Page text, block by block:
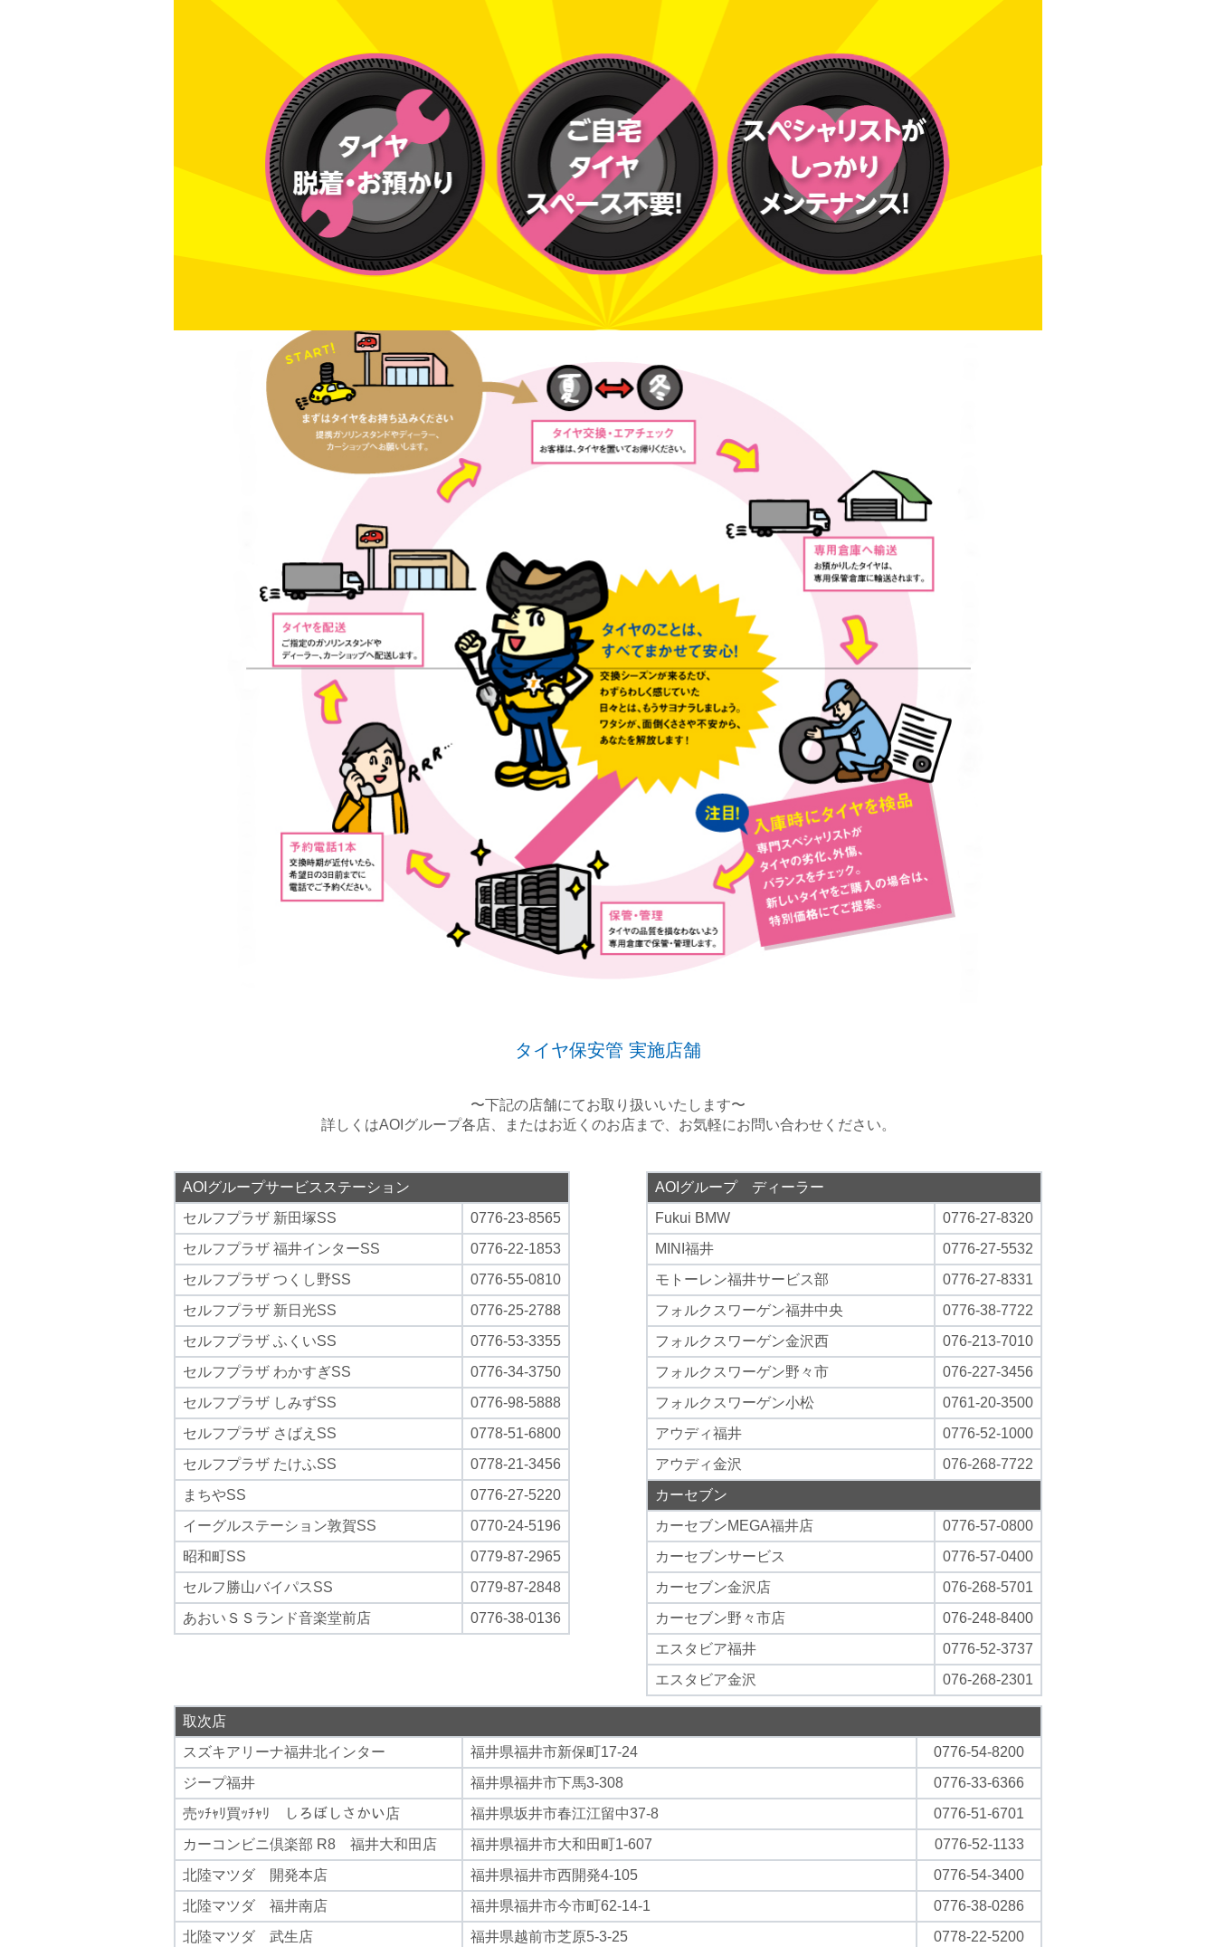
タイヤ保安管 実施店舗
〜下記の店舗にてお取り扱いいたします〜
詳しくはAOIグループ各店、またはお近くのお店まで、お気軽にお問い合わせください。
AOIグループサービスステーション
セルフプラザ 新田塚SS
0776-23-8565
セルフプラザ 福井インターSS
0776-22-1853
セルフプラザ つくし野SS
0776-55-0810
セルフプラザ 新日光SS
0776-25-2788
セルフプラザ ふくいSS
0776-53-3355
セルフプラザ わかすぎSS
0776-34-3750
セルフプラザ しみずSS
0776-98-5888
セルフプラザ さばえSS
0778-51-6800
セルフプラザ たけふSS
0778-21-3456
まちやSS
0776-27-5220
イーグルステーション敦賀SS
0770-24-5196
昭和町SS
0779-87-2965
セルフ勝山バイパスSS
0779-87-2848
あおいＳＳランド音楽堂前店
0776-38-0136
AOIグループ ディーラー
Fukui BMW
0776-27-8320
MINI福井
0776-27-5532
モトーレン福井サービス部
0776-27-8331
フォルクスワーゲン福井中央
0776-38-7722
フォルクスワーゲン金沢西
076-213-7010
フォルクスワーゲン野々市
076-227-3456
フォルクスワーゲン小松
0761-20-3500
アウディ福井
0776-52-1000
アウディ金沢
076-268-7722
カーセブン
カーセブンMEGA福井店
0776-57-0800
カーセブンサービス
0776-57-0400
カーセブン金沢店
076-268-5701
カーセブン野々市店
076-248-8400
エスタビア福井
0776-52-3737
エスタビア金沢
076-268-2301
取次店
スズキアリーナ福井北インター
福井県福井市新保町17-24
0776-54-8200
ジープ福井
福井県福井市下馬3-308
0776-33-6366
売ｯﾁｬﾘ買ｯﾁｬﾘ しろぼしさかい店
福井県坂井市春江江留中37-8
0776-51-6701
カーコンビニ倶楽部 R8 福井大和田店
福井県福井市大和田町1-607
0776-52-1133
北陸マツダ 開発本店
福井県福井市西開発4-105
0776-54-3400
北陸マツダ 福井南店
福井県福井市今市町62-14-1
0776-38-0286
北陸マツダ 武生店
福井県越前市芝原5-3-25 0778-22-5200